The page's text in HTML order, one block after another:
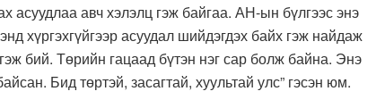
асуудлаа авч хэлэлц гэж байгаа. АН-ын бүлгээс энэ
хүргэхгүйгээр асуудал шийдэгдэх байх гэж найдаж
бий. Төрийн гацаад бүтэн нэг сар болж байна. Энэ
Бид төртэй, засагтай, хуультай улс” гэсэн юм.